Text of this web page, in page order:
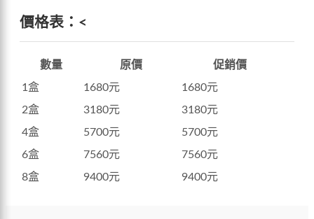
價格表： <
數量 原價
促銷價
1盒
1680元
1680元
2盒
3180元
3180元
4盒
5700元
5700元
6盒
7560元
7560元
8盒
9400元 9400元